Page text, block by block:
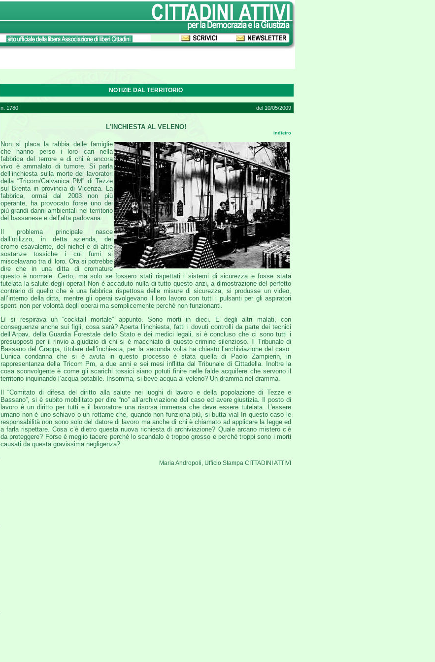
NOTIZIE DAL TERRITORIO
n. 1780 del 10/05/2009
L'INCHIESTA AL VELENO!
indietro
Non si placa la rabbia delle famiglie
che hanno perso i loro cari nella
fabbrica del terrore e di chi è ancora
vivo è ammalato di tumore. Si parla
dell’inchiesta sulla morte dei lavoratori
della “Tricom/Galvanica PM” di Tezze
sul Brenta in provincia di Vicenza. La
fabbrica, ormai dal 2003 non più
operante, ha provocato forse uno dei
più grandi danni ambientali nel territorio
del bassanese e dell’alta padovana.
Il problema principale nasce
dall’utilizzo, in detta azienda, del
cromo esavalente, del nichel e di altre
sostanze tossiche i cui fumi si
miscelavano tra di loro. Ora si potrebbe
dire che in una ditta di cromature
questo è normale. Certo, ma solo se fossero stati rispettati i sistemi di sicurezza e fosse stata
tutelata la salute degli operai! Non è accaduto nulla di tutto questo anzi, a dimostrazione del perfetto
contrario di quello che è una fabbrica rispettosa delle misure di sicurezza, si produsse un video,
all’interno della ditta, mentre gli operai svolgevano il loro lavoro con tutti i pulsanti per gli aspiratori
spenti non per volontà degli operai ma semplicemente perché non funzionanti.
Lì si respirava un “cocktail mortale” appunto. Sono morti in dieci. E degli altri malati, con
conseguenze anche sui figli, cosa sarà? Aperta l’inchiesta, fatti i dovuti controlli da parte dei tecnici
dell’Arpav, della Guardia Forestale dello Stato e dei medici legali, si è concluso che ci sono tutti i
presupposti per il rinvio a giudizio di chi si è macchiato di questo crimine silenzioso. Il Tribunale di
Bassano del Grappa, titolare dell’inchiesta, per la seconda volta ha chiesto l’archiviazione del caso.
L’unica condanna che si è avuta in questo processo è stata quella di Paolo Zampierin, in
rappresentanza della Tricom Pm, a due anni e sei mesi inflitta dal Tribunale di Cittadella. Inoltre la
cosa sconvolgente è come gli scarichi tossici siano potuti finire nelle falde acquifere che servono il
territorio inquinando l’acqua potabile. Insomma, si beve acqua al veleno? Un dramma nel dramma.
Il “Comitato di difesa del diritto alla salute nei luoghi di lavoro e della popolazione di Tezze e
Bassano”, si è subito mobilitato per dire “no” all’archiviazione del caso ed avere giustizia. Il posto di
lavoro è un diritto per tutti e il lavoratore una risorsa immensa che deve essere tutelata. L’essere
umano non è uno schiavo o un rottame che, quando non funziona più, si butta via! In questo caso le
responsabilità non sono solo del datore di lavoro ma anche di chi è chiamato ad applicare la legge ed
a farla rispettare. Cosa c’è dietro questa nuova richiesta di archiviazione? Quale arcano mistero c’è
da proteggere? Forse è meglio tacere perché lo scandalo è troppo grosso e perché troppi sono i morti
causati da questa gravissima negligenza?
Maria Andropoli, Ufficio Stampa CITTADINI ATTIVI